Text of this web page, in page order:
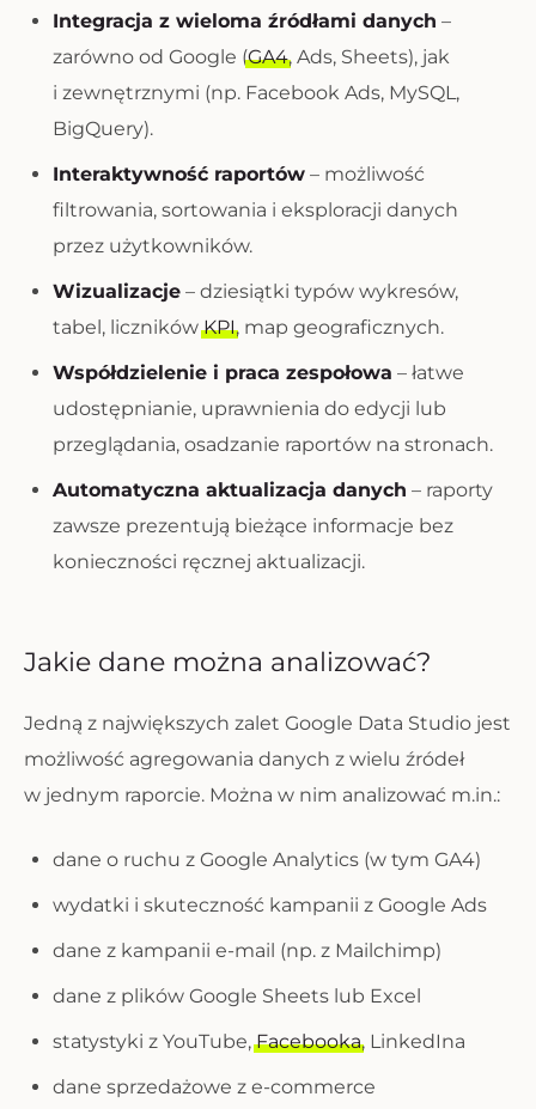
Integracja z wieloma źródłami danych –
zarówno od Google (GA4, Ads, Sheets), jak
i zewnętrznymi (np. Facebook Ads, MySQL,
BigQuery).
Interaktywność raportów – możliwość
filtrowania, sortowania i eksploracji danych
przez użytkowników.
Wizualizacje – dziesiątki typów wykresów,
tabel, licznikówKPI, map geograficznych.
Współdzielenie i praca zespołowa – łatwe
udostępnianie, uprawnienia do edycji lub
przeglądania, osadzanie raportów na stronach.
Automatyczna aktualizacja danych – raporty
zawsze prezentują bieżące informacje bez
konieczności ręcznej aktualizacji.
Jakie dane można analizować?
Jedną z największych zalet Google Data Studio jest
możliwość agregowania danych z wielu źródeł
w jednym raporcie. Można w nim analizować m.in.:
dane o ruchu z Google Analytics (w tym GA4)
wydatki i skuteczność kampanii z Google Ads
dane z kampanii e-mail (np. z Mailchimp)
dane z plików Google Sheets lub Excel
statystyki z YouTube,Facebooka, LinkedIna
dane sprzedażowe z e-commerce